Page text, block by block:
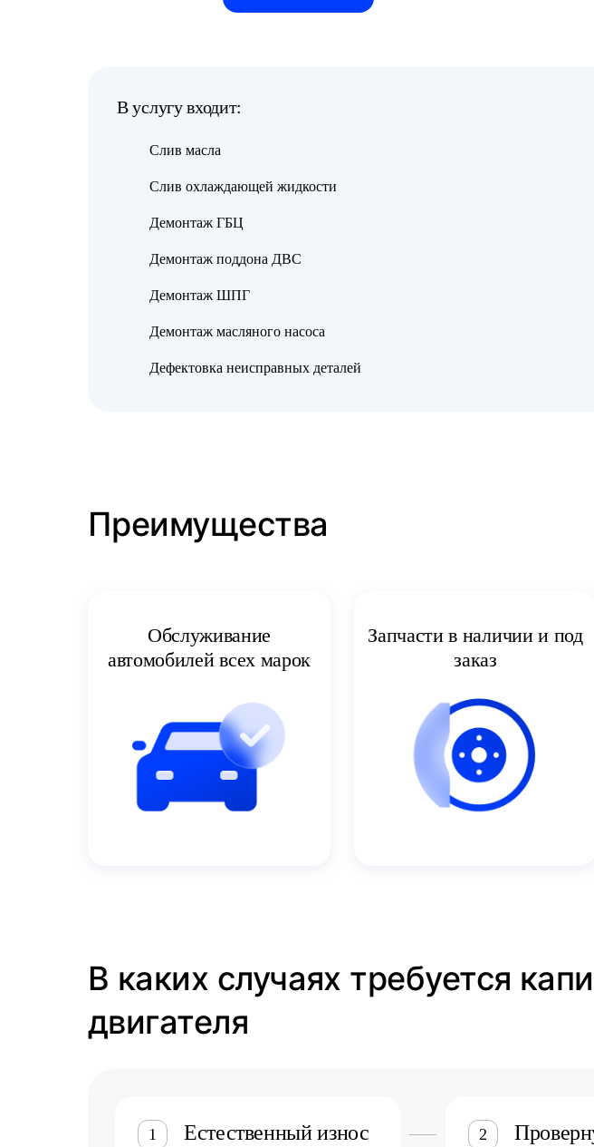
В услугу входит:
Слив масла
Слив охлаждающей жидкости
Демонтаж ГБЦ
Демонтаж поддона ДВС
Демонтаж ШПГ
Демонтаж масляного насоса
Дефектовка неисправных деталей
Преимущества
Обслуживание
автомобилей всех марок
Запчасти в наличии и под
заказ
В каких случаях требуется
двигателя
1 Естественный износ 2